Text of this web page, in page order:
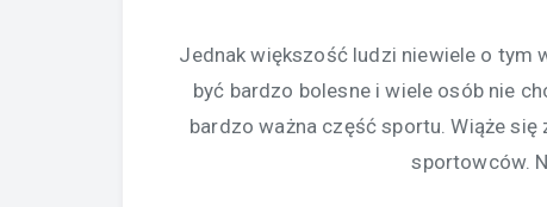
Jednak większość ludzi niewiele o tym
być bardzo bolesne i wiele osób nie
bardzo ważna część sportu. Wiąże
sportowców.